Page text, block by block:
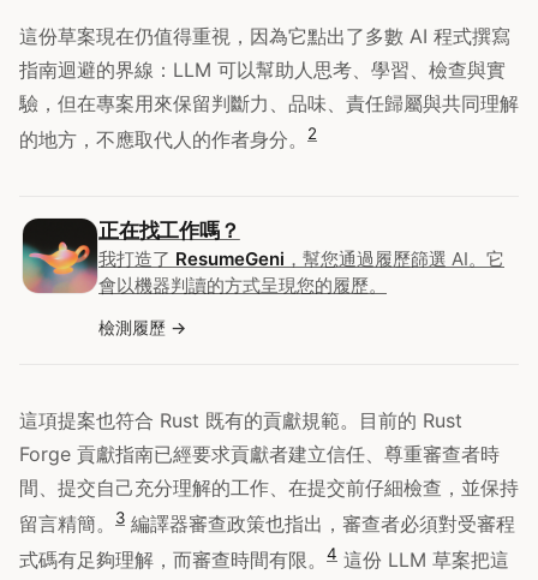
這份草案現在仍值得重視，因為它點出了多數 AI 程式撰寫
指南迴避的界線：LLM 可以幫助人思考、學習、檢查與實
驗，但在專案用來保留判斷力、品味、責任歸屬與共同理解
的地方，不應取代人的作者身分。
2
正在找工作嗎？
我打造了 ResumeGeni ，幫您通過履歷篩選 AI。它
會以機器判讀的方式呈現您的履歷。
檢測履歷
這項提案也符合 Rust 既有的貢獻規範。目前的 Rust
Forge 貢獻指南已經要求貢獻者建立信任、尊重審查者時
間、提交自己充分理解的工作、在提交前仔細檢查，並保持
留言精簡。
3 編譯器審查政策也指出，審查者必須對受審程
式碼有足夠理解，而審查時間有限。
4 這份 LLM 草案把這